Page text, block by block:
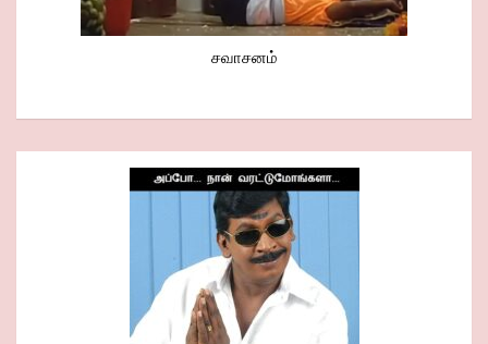
சவாசனம்